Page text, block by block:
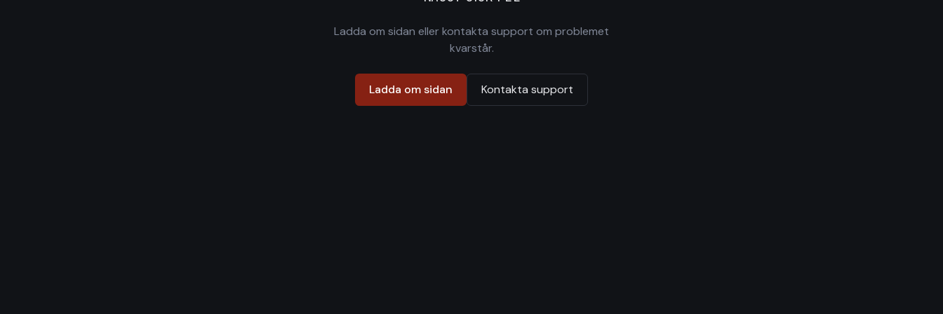
Ladda om sidan eller kontakta support om problemet
kvarstår.
Ladda om sidan Kontakta support